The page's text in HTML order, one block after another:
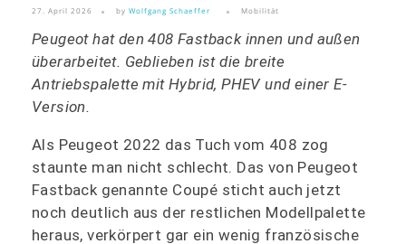
27. April 2026 by Wolfgang Schaeffer Mobilität
Peugeot hat den 408 Fastback innen und außen
überarbeitet. Geblieben ist die breite
Antriebspalette mit Hybrid, PHEV und einer E-
Version.
Als Peugeot 2022 das Tuch vom 408 zog
staunte man nicht schlecht. Das von Peugeot
Fastback genannte Coupé sticht auch jetzt
noch deutlich aus der restlichen Modellpalette
heraus, verkörpert gar ein wenig französische